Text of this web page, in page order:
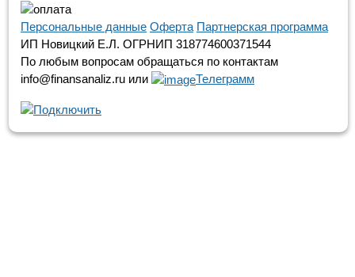
Персональные данные Оферта Партнерская программа
ИП Новицкий Е.Л. ОГРНИП 318774600371544
По любым вопросам обращаться по контактам
info@finansanaliz.ru или
Телеграмм